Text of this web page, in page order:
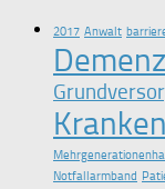
2017 Anwalt
Demenz
Notfallarmband